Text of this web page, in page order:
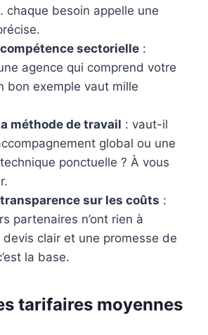
chaque besoin appelle une
sectorielle :
agence qui comprend votre
bon exemple vaut mille
méthode de travail : vaut-il
global ou une
ponctuelle ? À vous
sur les coûts :
partenaires n’ont rien à
devis clair et une promesse de
la base.
tarifaires moyennes